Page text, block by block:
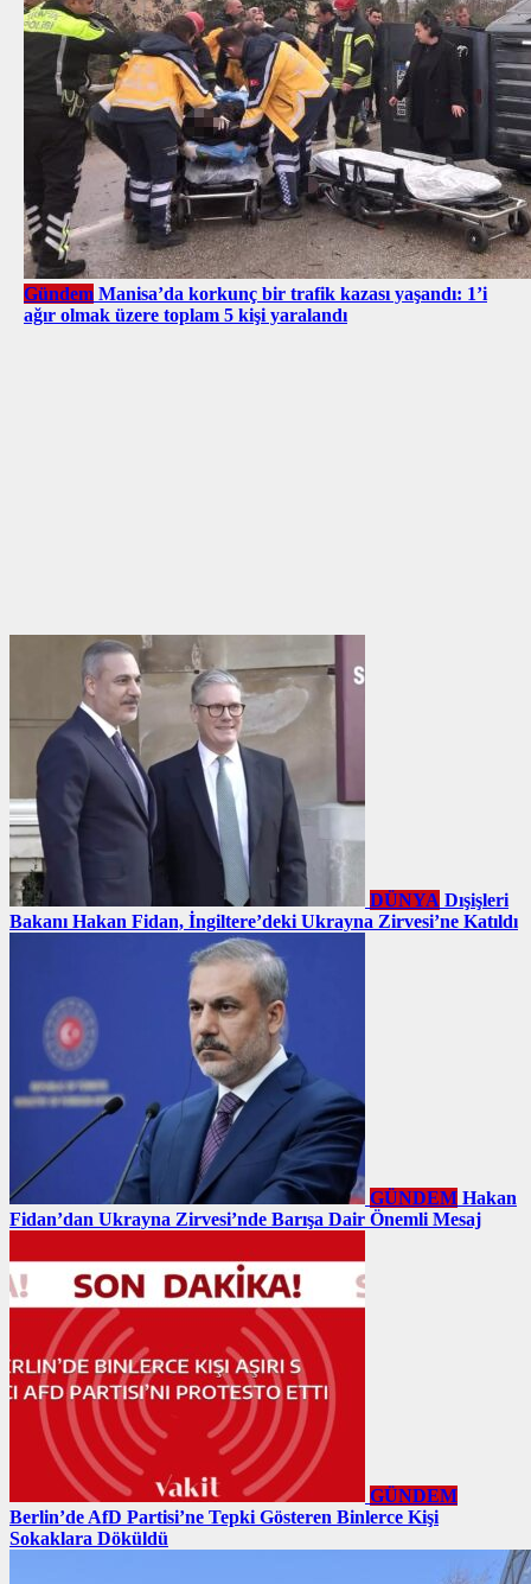
Gündem Manisa’da korkunç bir trafik kazası yaşandı: 1’i
ağır olmak üzere toplam 5 kişi yaralandı
DÜNYA Dışişleri
Bakanı Hakan Fidan, İngiltere’deki Ukrayna Zirvesi’ne Katıldı
GÜNDEM Hakan
Fidan’dan Ukrayna Zirvesi’nde Barışa Dair Önemli Mesaj
GÜNDEM
Berlin’de AfD Partisi’ne Tepki Gösteren Binlerce Kişi
Sokaklara Döküldü